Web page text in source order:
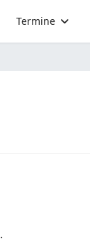
Termine